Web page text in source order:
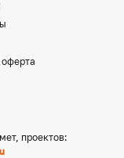
проектов: